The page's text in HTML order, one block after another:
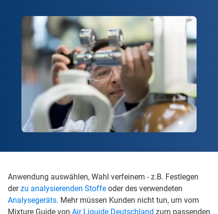
Anwendung auswählen, Wahl verfeinern - z.B. Festlegen
derzu analysierenden Stoffe oder des verwendeten
Analysegeräts. Mehr müssen Kunden nicht tun, um vom
Mixture Guide von Air Liquide Deutschland zum passenden